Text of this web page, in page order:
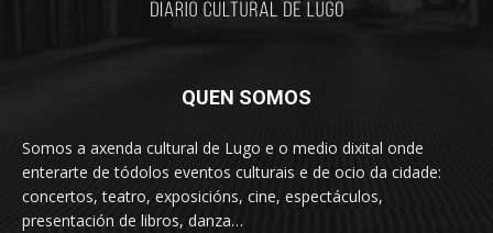
QUEN SOMOS
Somos a axenda cultural de Lugo e o medio dixital onde
enterarte de tódolos eventos culturais e de ocio da cidade:
concertos, teatro, exposicións, cine, espectáculos,
presentación de libros, danza…